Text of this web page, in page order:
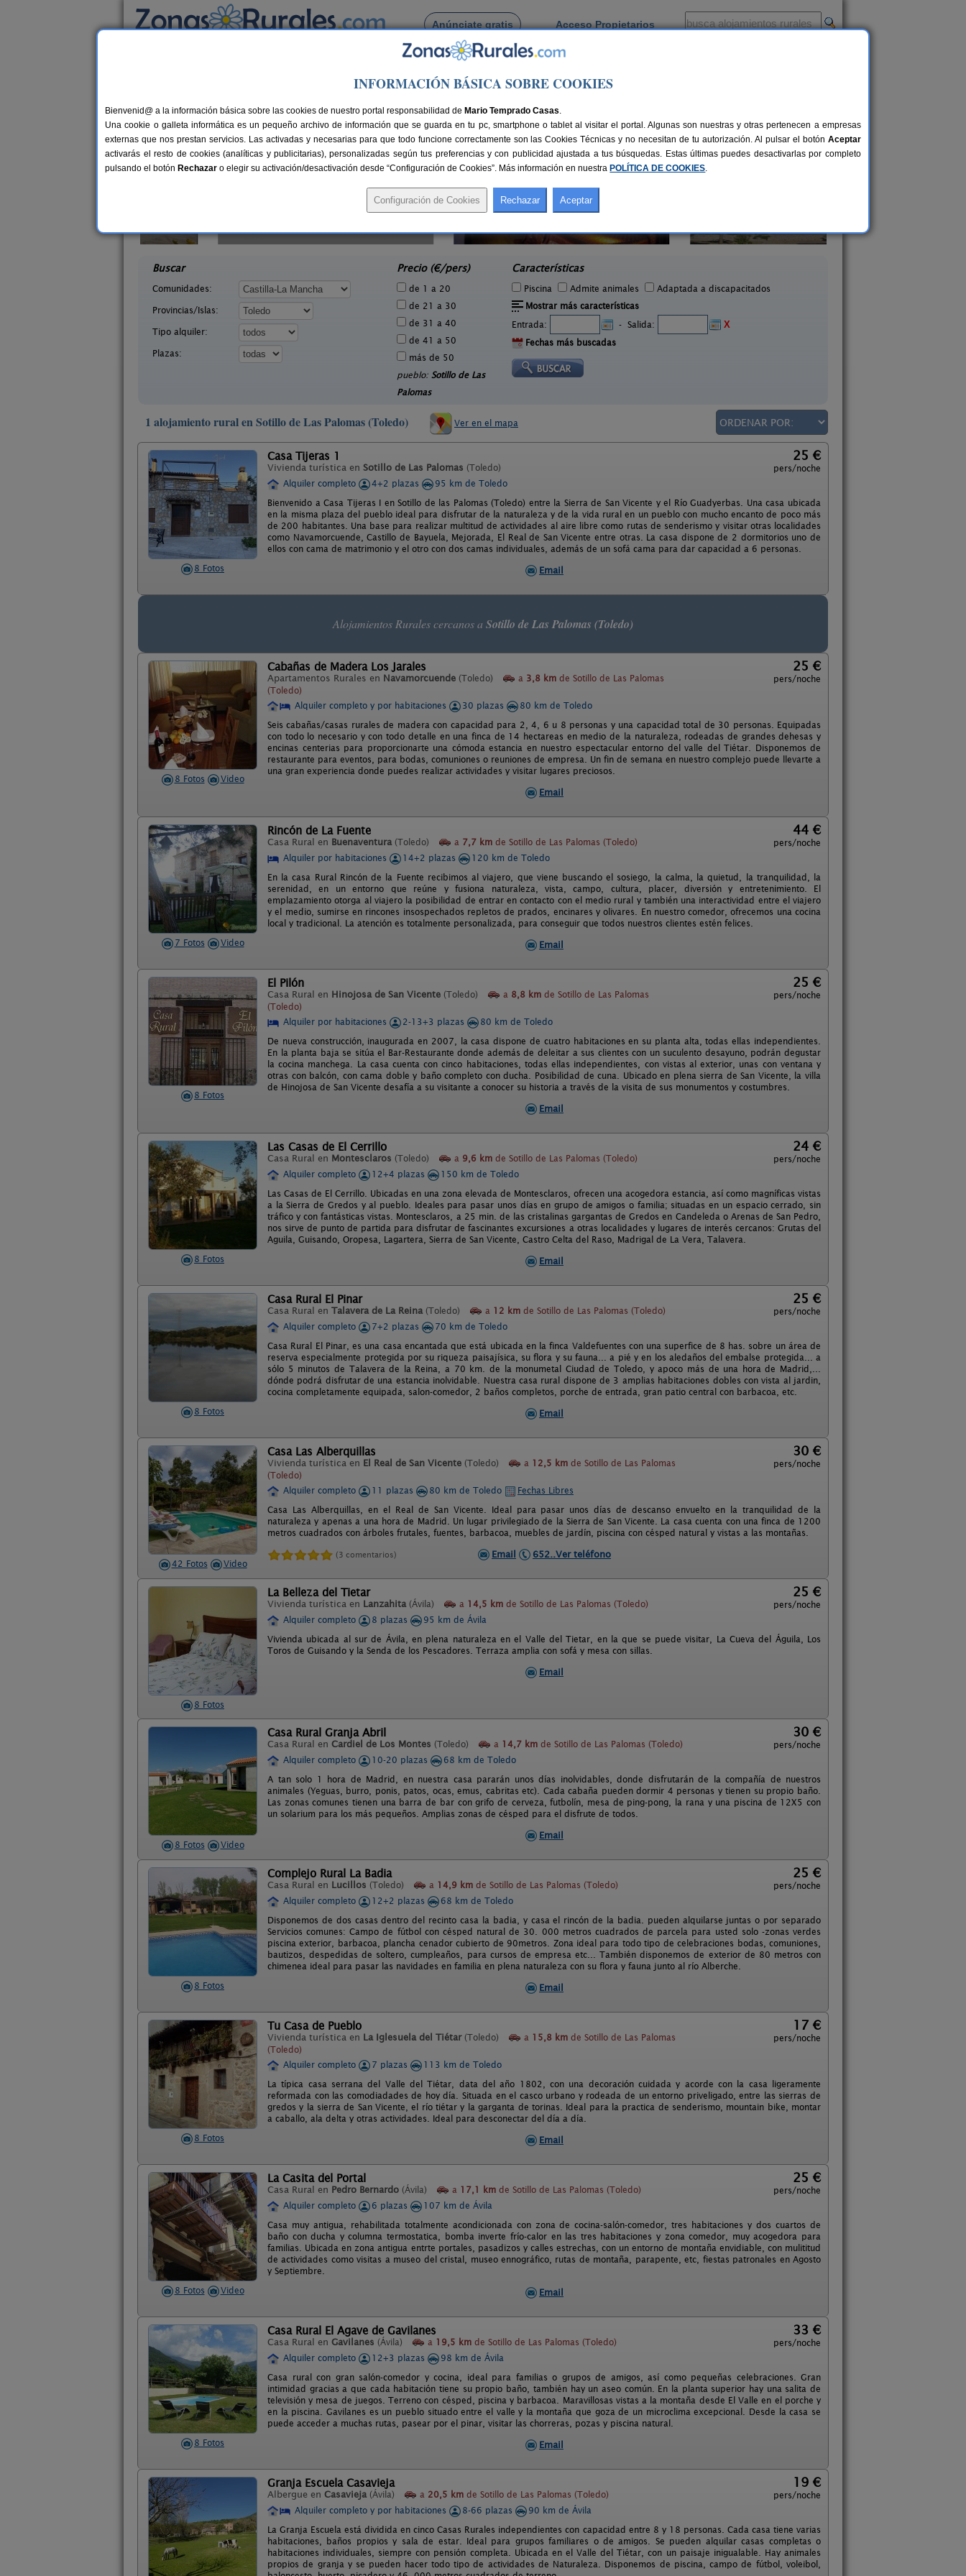
Anúnciate gratis Acceso Propietarios
Busca por pueblo
> Sotillo de Las Palomas
Casas Rurales en Sotillo de Las Palomas
30 €
El Sueño de Lucrecia
Buscar
Comunidades:
Provincias/Islas:
Tipo alquiler:
Plazas:
Precio (€/pers)
de 1 a 20
de 21 a 30
de 31 a 40
de 41 a 50
más de 50
pueblo: Sotillo de Las
Palomas
Características
Piscina Admite animales
Adaptada a discapacitados
Mostrar más características
Entrada:
- Salida:
X
Fechas más buscadas
1 alojamiento rural en Sotillo de Las Palomas (Toledo) Ver en el mapa
8 Fotos
Casa Tijeras 1
Vivienda turística en Sotillo de Las Palomas (Toledo)
25 €
pers/noche
Alquiler completo
4+2 plazas
95 km de Toledo
Bienvenido a Casa Tijeras I en Sotillo de las Palomas (Toledo) entre la Sierra de San Vicente y el Río Guadyerbas. Una casa ubicada
en la misma plaza del pueblo ideal para disfrutar de la naturaleza y de la vida rural en un pueblo con mucho encanto de poco más
de 200 habitantes. Una base para realizar multitud de actividades al aire libre como rutas de senderismo y visitar otras localidades
como Navamorcuende, Castillo de Bayuela, Mejorada, El Real de San Vicente entre otras. La casa dispone de 2 dormitorios uno de
ellos con cama de matrimonio y el otro con dos camas individuales, además de un sofá cama para dar capacidad a 6 personas.
Email
Alojamientos Rurales cercanos a Sotillo de Las Palomas (Toledo)
8 Fotos Video
Cabañas de Madera Los Jarales
Apartamentos Rurales en Navamorcuende (Toledo) a 3,8 km de Sotillo de Las Palomas
(Toledo)
25 €
pers/noche
Alquiler completo y por habitaciones 30 plazas
80 km de Toledo
Seis cabañas/casas rurales de madera con capacidad para 2, 4, 6 u 8 personas y una capacidad total de 30 personas. Equipadas
con todo lo necesario y con todo detalle en una finca de 14 hectareas en medio de la naturaleza, rodeadas de grandes dehesas y
encinas centerias para proporcionarte una cómoda estancia en nuestro espectacular entorno del valle del Tiétar. Disponemos de
restaurante para eventos, para bodas, comuniones o reuniones de empresa. Un fin de semana en nuestro complejo puede llevarte a
una gran experiencia donde puedes realizar actividades y visitar lugares preciosos.
Email
7 Fotos Video
Rincón de La Fuente
Casa Rural en Buenaventura (Toledo) a 7,7 km de Sotillo de Las Palomas (Toledo)
44 €
pers/noche
Alquiler por habitaciones
14+2 plazas
120 km de Toledo
En la casa Rural Rincón de la Fuente recibimos al viajero, que viene buscando el sosiego, la calma, la quietud, la tranquilidad, la
serenidad, en un entorno que reúne y fusiona naturaleza, vista, campo, cultura, placer, diversión y entretenimiento. El
emplazamiento otorga al viajero la posibilidad de entrar en contacto con el medio rural y también una interactividad entre el viajero
y el medio, sumirse en rincones insospechados repletos de prados, encinares y olivares. En nuestro comedor, ofrecemos una cocina
local y tradicional. La atención es totalmente personalizada, para conseguir que todos nuestros clientes estén felices.
Email
8 Fotos
El Pilón
Casa Rural en Hinojosa de San Vicente (Toledo) a 8,8 km de Sotillo de Las Palomas
(Toledo)
25 €
pers/noche
Alquiler por habitaciones 2-13+3 plazas
80 km de Toledo
De nueva construcción, inaugurada en 2007, la casa dispone de cuatro habitaciones en su planta alta, todas ellas independientes.
En la planta baja se sitúa el Bar-Restaurante donde además de deleitar a sus clientes con un suculento desayuno, podrán degustar
la cocina manchega. La casa cuenta con cinco habitaciones, todas ellas independientes, con vistas al exterior, unas con ventana y
otras con balcón, con cama doble y baño completo con ducha. Posibilidad de cuna. Ubicado en plena sierra de San Vicente, la villa
de Hinojosa de San Vicente desafía a su visitante a conocer su historia a través de la visita de sus monumentos y costumbres.
Email
8 Fotos
Las Casas de El Cerrillo
Casa Rural en Montesclaros (Toledo) a 9,6 km de Sotillo de Las Palomas (Toledo)
24 €
pers/noche
Alquiler completo
12+4 plazas
150 km de Toledo
Las Casas de El Cerrillo. Ubicadas en una zona elevada de Montesclaros, ofrecen una acogedora estancia, así como magníficas vistas
a la Sierra de Gredos y al pueblo. Ideales para pasar unos días en grupo de amigos o familia; situadas en un espacio cerrado, sin
tráfico y con fantásticas vistas. Montesclaros, a 25 min. de las cristalinas gargantas de Gredos en Candeleda o Arenas de San Pedro,
nos sirve de punto de partida para disfrutar de fascinantes excursiones a otras localidades y lugares de interés cercanos: Grutas del
Aguila, Guisando, Oropesa, Lagartera, Sierra de San Vicente, Castro Celta del Raso, Madrigal de La Vera, Talavera.
Email
8 Fotos
Casa Rural El Pinar
Casa Rural en Talavera de La Reina (Toledo) a 12 km de Sotillo de Las Palomas (Toledo)
25 €
pers/noche
Alquiler completo
7+2 plazas
70 km de Toledo
Casa Rural El Pinar, es una casa encantada que está ubicada en la finca Valdefuentes con una superfice de 8 has. sobre un área de
reserva especialmente protegida por su riqueza paisajísica, su flora y su fauna... a pié y en los aledaños del embalse protegida... a
sólo 5 minutos de Talavera de la Reina, a 70 km. de la monumetal Ciudad de Toledo, y apoco más de una hora de Madrid,...
dónde podrá disfrutar de una estancia inolvidable. Nuestra casa rural dispone de 3 amplias habitaciones dobles con vista al jardin,
cocina completamente equipada, salon-comedor, 2 baños completos, porche de entrada, gran patio central con barbacoa, etc.
Email
42 Fotos Video
Casa Las Alberquillas
Vivienda turística en El Real de San Vicente (Toledo) a 12,5 km de Sotillo de Las Palomas
(Toledo)
30 €
pers/noche
Alquiler completo 11 plazas 80 km de Toledo
Fechas Libres
Casa Las Alberquillas, en el Real de San Vicente. Ideal para pasar unos días de descanso envuelto en la tranquilidad de la
naturaleza y apenas a una hora de Madrid. Un lugar privilegiado de la Sierra de San Vicente. La casa cuenta con una finca de 1200
metros cuadrados con árboles frutales, fuentes, barbacoa, muebles de jardín, piscina con césped natural y vistas a las montañas.
(3 comentarios) Email 652..Ver teléfono
8 Fotos
La Belleza del Tietar
Vivienda turística en Lanzahita (Ávila) a 14,5 km de Sotillo de Las Palomas (Toledo)
25 €
pers/noche
Alquiler completo
8 plazas
95 km de Ávila
Vivienda ubicada al sur de Ávila, en plena naturaleza en el Valle del Tietar, en la que se puede visitar, La Cueva del Águila, Los
Toros de Guisando y la Senda de los Pescadores. Terraza amplia con sofá y mesa con sillas.
Email
8 Fotos Video
Casa Rural Granja Abril
Casa Rural en Cardiel de Los Montes (Toledo) a 14,7 km de Sotillo de Las Palomas (Toledo)
30 €
pers/noche
Alquiler completo
10-20 plazas
68 km de Toledo
A tan solo 1 hora de Madrid, en nuestra casa pararán unos días inolvidables, donde disfrutarán de la compañía de nuestros
animales (Yeguas, burro, ponis, patos, ocas, emus, cabritas etc). Cada cabaña pueden dormir 4 personas y tienen su propio baño.
Las zonas comunes tienen una barra de bar con grifo de cerveza, futbolín, mesa de ping-pong, la rana y una piscina de 12X5 con
un solarium para los más pequeños. Amplias zonas de césped para el disfrute de todos.
Email
8 Fotos
Complejo Rural La Badia
Casa Rural en Lucillos (Toledo) a 14,9 km de Sotillo de Las Palomas (Toledo)
25 €
pers/noche
Alquiler completo
12+2 plazas
68 km de Toledo
Disponemos de dos casas dentro del recinto casa la badia, y casa el rincón de la badia. pueden alquilarse juntas o por separado
Servicios comunes: Campo de fútbol con césped natural de 30. 000 metros cuadrados de parcela para usted solo -zonas verdes
piscina exterior, barbacoa, plancha cenador cubierto de 90metros. Zona ideal para todo tipo de celebraciones bodas, comuniones,
bautizos, despedidas de soltero, cumpleaños, para cursos de empresa etc... También disponemos de exterior de 80 metros con
chimenea ideal para pasar las navidades en familia en plena naturaleza con su flora y fauna junto al río Alberche.
Email
8 Fotos
Tu Casa de Pueblo
Vivienda turística en La Iglesuela del Tiétar (Toledo) a 15,8 km de Sotillo de Las Palomas
(Toledo)
17 €
pers/noche
Alquiler completo 7 plazas
113 km de Toledo
La típica casa serrana del Valle del Tiétar, data del año 1802, con una decoración cuidada y acorde con la casa ligeramente
reformada con las comodiadades de hoy día. Situada en el casco urbano y rodeada de un entorno priveligado, entre las sierras de
gredos y la sierra de San Vicente, el río tiétar y la garganta de torinas. Ideal para la practica de senderismo, mountain bike, montar
a caballo, ala delta y otras actividades. Ideal para desconectar del día a día.
Email
8 Fotos Video
La Casita del Portal
Casa Rural en Pedro Bernardo (Ávila) a 17,1 km de Sotillo de Las Palomas (Toledo)
25 €
pers/noche
Alquiler completo
6 plazas
107 km de Ávila
Casa muy antigua, rehabilitada totalmente acondicionada con zona de cocina-salón-comedor, tres habitaciones y dos cuartos de
baño con ducha y columna termostatica, bomba inverte frío-calor en las tres habitaciones y zona comedor, muy acogedora para
familias. Ubicada en zona antigua entrte portales, pasadizos y calles estrechas, con un entorno de montaña envidiable, con mulititud
de actividades como visitas a museo del cristal, museo ennográfico, rutas de montaña, parapente, etc, fiestas patronales en Agosto
y Septiembre.
Email
8 Fotos
Casa Rural El Agave de Gavilanes
Casa Rural en Gavilanes (Ávila) a 19,5 km de Sotillo de Las Palomas (Toledo)
33 €
pers/noche
Alquiler completo
12+3 plazas
98 km de Ávila
Casa rural con gran salón-comedor y cocina, ideal para familias o grupos de amigos, así como pequeñas celebraciones. Gran
intimidad gracias a que cada habitación tiene su propio baño, también hay un aseo común. En la planta superior hay una salita de
televisión y mesa de juegos. Terreno con césped, piscina y barbacoa. Maravillosas vistas a la montaña desde El Valle en el porche y
en la piscina. Gavilanes es un pueblo situado entre el valle y la montaña que goza de un microclima excepcional. Desde la casa se
puede acceder a muchas rutas, pasear por el pinar, visitar las chorreras, pozas y piscina natural.
Email
Granja Escuela Casavieja
Albergue en Casavieja (Ávila) a 20,5 km de Sotillo de Las Palomas (Toledo)
19 €
pers/noche
Alquiler completo y por habitaciones
8-66 plazas
90 km de Ávila
La Granja Escuela está dividida en cinco Casas Rurales independientes con capacidad entre 8 y 18 personas. Cada casa tiene varias
habitaciones, baños propios y sala de estar. Ideal para grupos familiares o de amigos. Se pueden alquilar casas completas o
habitaciones individuales, siempre con pensión completa. Ubicada en el Valle del Tiétar, con un paisaje inigualable. Hay animales
propios de granja y se pueden hacer todo tipo de actividades de Naturaleza. Disponemos de piscina, campo de fútbol, voleibol,
INFORMACIÓN BÁSICA SOBRE COOKIES
Bienvenid@ a la información básica sobre las cookies de nuestro portal responsabilidad de Mario Temprado Casas.
Una cookie o galleta informática es un pequeño archivo de información que se guarda en tu pc, smartphone o tablet al visitar el portal. Algunas son nuestras y otras pertenecen a empresas
externas que nos prestan servicios. Las activadas y necesarias para que todo funcione correctamente son las Cookies Técnicas y no necesitan de tu autorización. Al pulsar el botón Aceptar
activarás el resto de cookies (analíticas y publicitarias), personalizadas según tus preferencias y con publicidad ajustada a tus búsquedas. Estas últimas puedes desactivarlas por completo
pulsando el botón Rechazar o elegir su activación/desactivación desde “Configuración de Cookies”. Más información en nuestra POLÍTICA DE COOKIES.